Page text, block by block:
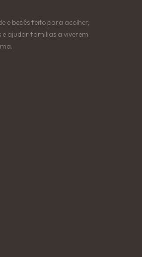
e bebês feito para acolher,
ajudar familias a viverem